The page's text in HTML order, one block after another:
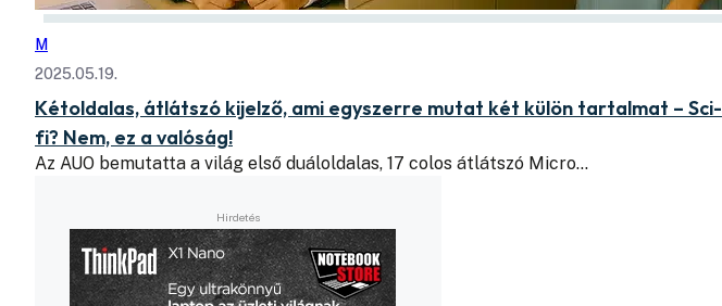
M
2025.05.19.
Kétoldalas, átlátszó kijelző, ami egyszerre mutat két külön tartalmat – Sci-
fi? Nem, ez a valóság!
Az AUO bemutatta a világ első duáloldalas, 17 colos átlátszó Micro…